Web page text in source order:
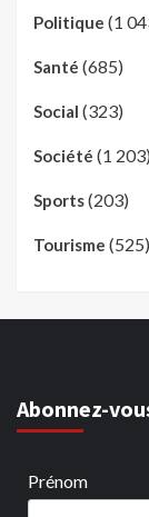
Politique (1
Santé (685)
Social (323)
Société (1 203)
Sports(203)
Tourisme (525)
Abonnez-
Prénom